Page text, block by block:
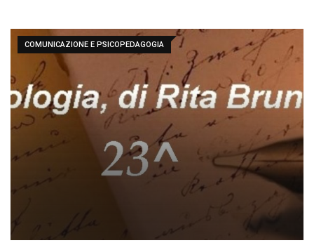
COMUNICAZIONE E PSICOPEDAGOGIA